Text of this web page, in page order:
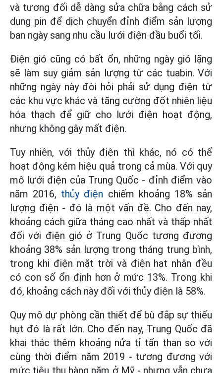
và tương đối dễ dàng sửa chữa bằng cách sử
dụng pin để dịch chuyển đỉnh điểm sản lượng
ban ngày sang nhu cầu lưới điện đầu buổi tối.
Điện gió cũng có bất ổn, những ngày gió lặng
sẽ làm suy giảm sản lượng từ các tuabin. Với
những ngày này đòi hỏi phải sử dụng điện từ
các khu vực khác và tăng cường đốt nhiên liệu
hóa thạch để giữ cho lưới điện hoạt động,
nhưng không gây mất điện.
Tuy nhiên, với thủy điện thì khác, nó có thể
hoạt động kém hiệu quả trong cả mùa. Với quy
mô lưới điện của Trung Quốc - đỉnh điểm vào
năm 2016, thủy điện chiếm khoảng 18% sản
lượng điện - đó là một vấn đề. Cho đến nay,
khoảng cách giữa tháng cao nhất và thấp nhất
đối với điện gió ở Trung Quốc tương đương
khoảng 38% sản lượng trong tháng trung bình,
trong khi điện mặt trời và điện hạt nhân đều
có con số ổn định hơn ở mức 13%. Trong khi
đó, khoảng cách này đối với thủy điện là 58%.
Quy mô dự phòng cần thiết để bù đắp sự thiếu
hụt đó là rất lớn. Cho đến nay, Trung Quốc đã
khai thác thêm khoảng nửa tỉ tấn than so với
cùng thời điểm năm 2019 - tương đương với
mức tiêu thụ hàng năm ở Mỹ - nhưng vẫn chưa